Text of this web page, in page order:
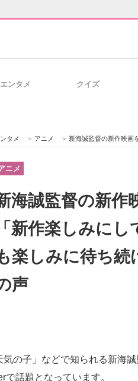
ント
イト
サイト
エンタメ クイズ
タメ > アニメ > 新海誠監督の新作映画を示唆する
ニメ
海誠監督の新作
「新作楽しみに
楽しみに待ち
声
の子」などで知られる新海誠
で話題となっています。